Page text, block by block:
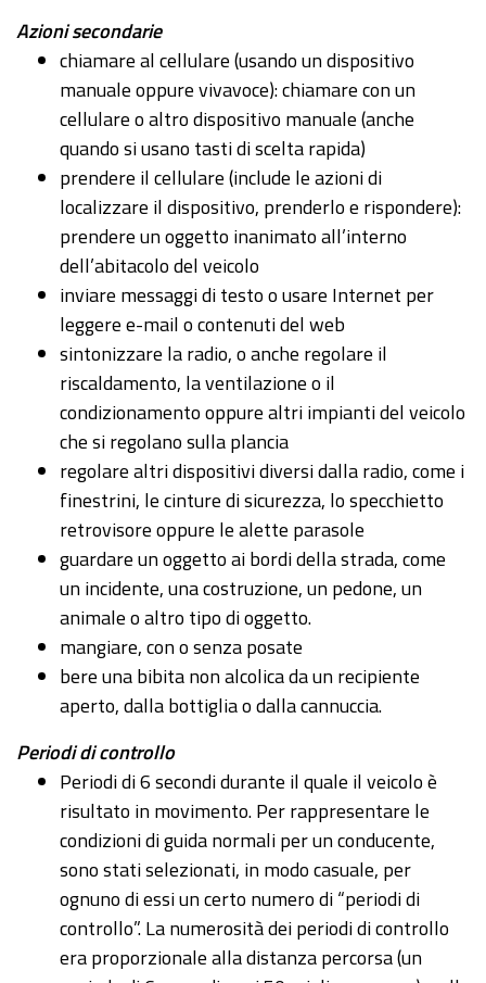
Azioni secondarie
chiamare al cellulare (usando un dispositivo
manuale oppure vivavoce): chiamare con un
cellulare o altro dispositivo manuale (anche
quando si usano tasti di scelta rapida)
prendere il cellulare (include le azioni di
localizzare il dispositivo, prenderlo e rispondere):
prendere un oggetto inanimato all’interno
dell’abitacolo del veicolo
inviare messaggi di testo o usare Internet per
leggere e-mail o contenuti del web
sintonizzare la radio, o anche regolare il
riscaldamento, la ventilazione o il
condizionamento oppure altri impianti del veicolo
che si regolano sulla plancia
regolare altri dispositivi diversi dalla radio, come i
finestrini, le cinture di sicurezza, lo specchietto
retrovisore oppure le alette parasole
guardare un oggetto ai bordi della strada, come
un incidente, una costruzione, un pedone, un
animale o altro tipo di oggetto.
mangiare, con o senza posate
bere una bibita non alcolica da un recipiente
aperto, dalla bottiglia o dalla cannuccia.
Periodi di controllo
Periodi di 6 secondi durante il quale il veicolo è
risultato in movimento. Per rappresentare le
condizioni di guida normali per un conducente,
sono stati selezionati, in modo casuale, per
ognuno di essi un certo numero di “periodi di
controllo”. La numerosità dei periodi di controllo
era proporzionale alla distanza percorsa (un